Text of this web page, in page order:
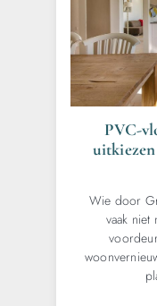
PVC-
Wie door
vaak niet